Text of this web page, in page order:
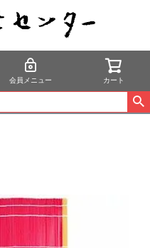
会員メニュー カート